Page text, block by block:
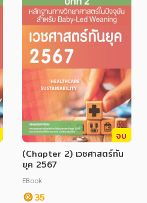
จบ
(Chapter 2) เวชศาสตร์ทัน
ยุค 2567
EBook
35